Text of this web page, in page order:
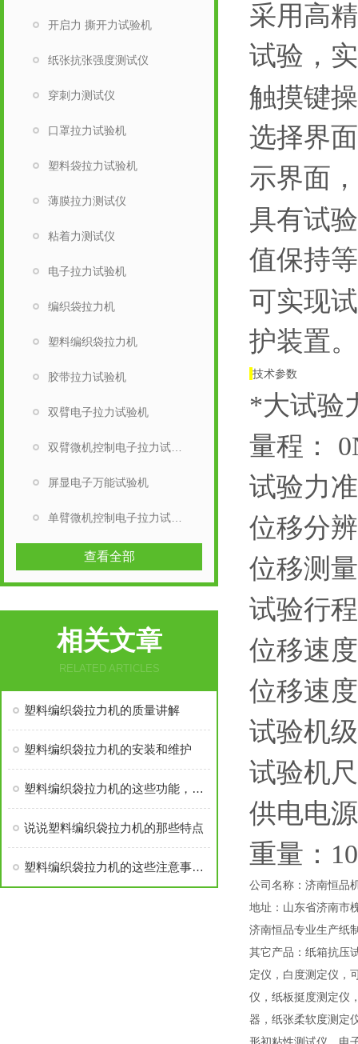
采用高
试验，
触摸键
选择界
示界面
具有试
值保持
可实现
护装置
技术参数
*大试验
量程：
试验力
位移分
位移测
试验行
位移速
位移速
试验机
试验机
供电电
重量：
公司名称：济南恒品
地址：山东省济南市
济南恒品专业生产纸
其它产品：纸箱抗压
定仪，白度测定仪，
仪，纸板挺度测定仪
器，纸张柔软度测定
开启力 撕开力试验机
纸张抗张强度测试仪
穿刺力测试仪
口罩拉力试验机
塑料袋拉力试验机
薄膜拉力测试仪
粘着力测试仪
电子拉力试验机
编织袋拉力机
塑料编织袋拉力机
胶带拉力试验机
双臂电子拉力试验机
屏显电子万能试验机
查看全部
相关文章
RELATED ARTICLES
塑料编织袋拉力机的质量讲解
塑料编织袋拉力机的安装和维护
塑料编织袋拉力机的这些功能，您都了解吗
说说塑料编织袋拉力机的那些特点
塑料编织袋拉力机的这些注意事项，你必须知道